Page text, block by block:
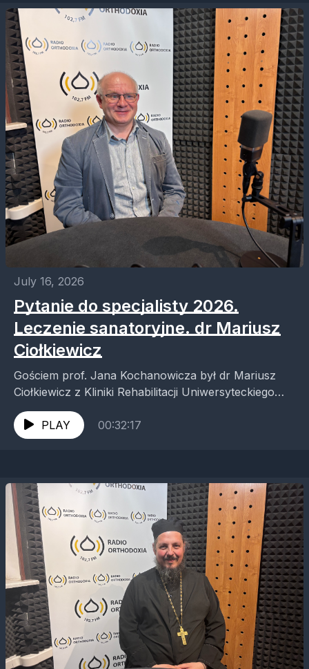
July 16, 2026
Pytanie do specjalisty 2026.
Leczenie sanatoryjne. dr Mariusz
Ciołkiewicz
Gościem prof. Jana Kochanowicza był dr Mariusz
Ciołkiewicz z Kliniki Rehabilitacji Uniwersyteckiego
Szpitala Klinicznego w Białymstoku.
PLAY
00:32:17